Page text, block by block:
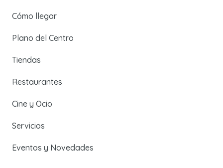
Cómo llegar
Plano del Centro
Tiendas
Restaurantes
Cine y Ocio
Servicios
Eventos y Novedades